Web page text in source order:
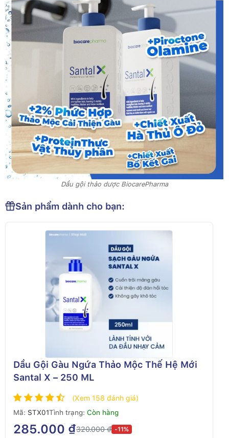
Dầu gội thảo dược BiocarePharma
Sản phẩm dành cho bạn:
Dầu Gội Gàu Ngứa Thảo Mộc Thế Hệ Mới
Santal X – 250 ML
(Xem 158 đánh giá)
Mã: STX01Tình trạng: Còn hàng
285.000 ₫320.000 ₫ -11%